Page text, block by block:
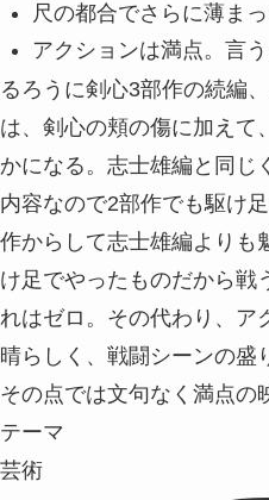
尺の都合でさらに薄ま
アクションは満点。言
るろうに剣心3部作の続編
は、剣心の頬の傷に加えて
かになる。志士雄編と同じ
内容なので2部作でも駆け
作からして志士雄編よりも
け足でやったものだから戦
れはゼロ。その代わり、ア
晴らしく、戦闘シーンの盛
その点では文句なく満点の
テーマ
芸術